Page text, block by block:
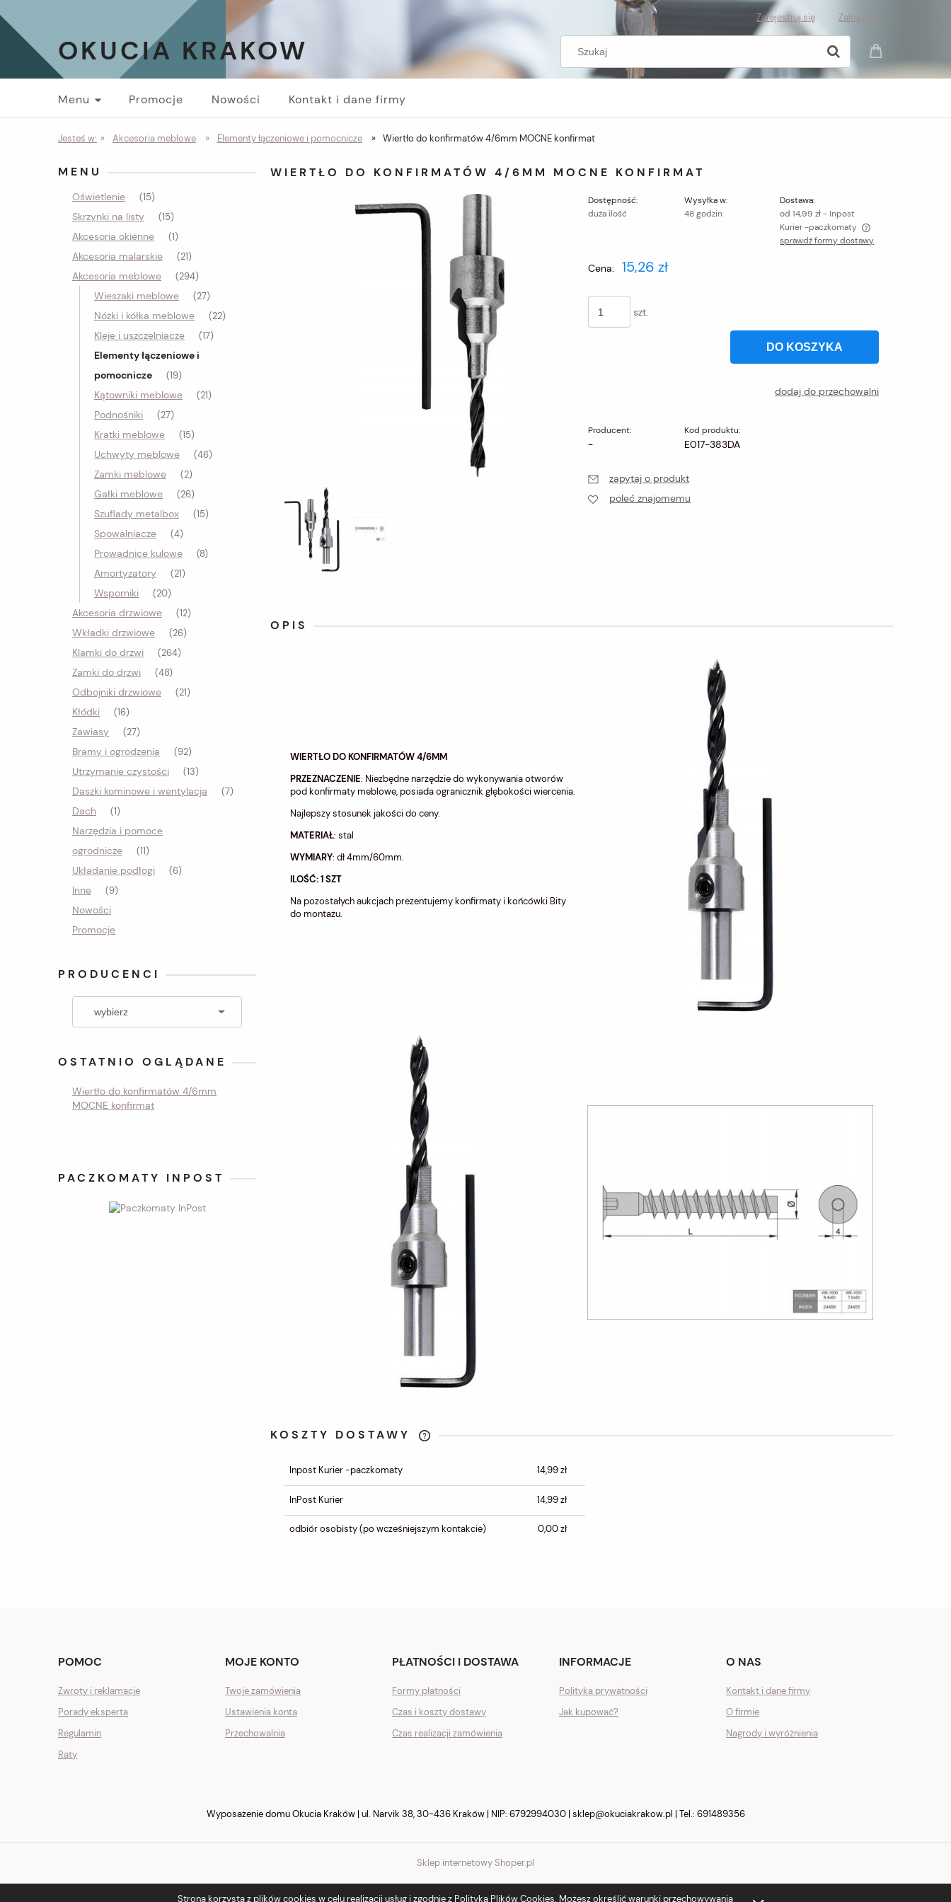
Strona korzysta z plików cookies w celu realizacji usług i zgodnie z Polityką Plików Cookies. Możesz określić warunki przechowywania
Zarejestruj się Zaloguj się
OKUCIA KRAKOW
Menu Promocje Nowości Kontakt i dane firmy
Jesteś w: » Akcesoria meblowe » Elementy łączeniowe i pomocnicze » Wiertło do konfirmatów 4/6mm MOCNE konfirmat
MENU
Oświetlenie (15)
Skrzynki na listy (15)
Akcesoria okienne (1)
Akcesoria malarskie (21)
Akcesoria meblowe (294)
Wieszaki meblowe (27)
Nóżki i kółka meblowe (22)
Kleje i uszczelniacze (17)
Elementy łączeniowe i
pomocnicze
(19)
Kątowniki meblowe (21)
Podnośniki (27)
Kratki meblowe (15)
Uchwyty meblowe (46)
Zamki meblowe (2)
Gałki meblowe (26)
Szuflady metalbox (15)
Spowalniacze (4)
Prowadnice kulowe (8)
Amortyzatory (21)
Wsporniki (20)
Akcesoria drzwiowe (12)
Wkładki drzwiowe (26)
Klamki do drzwi (264)
Zamki do drzwi (48)
Odbojniki drzwiowe (21)
Kłódki (16)
Zawiasy (27)
Bramy i ogrodzenia (92)
Utrzymanie czystości (13)
Daszki kominowe i wentylacja (7)
Dach (1)
Narzędzia i pomoce
ogrodnicze
(11)
Układanie podłogi (6)
Inne (9)
Nowości
Promocje
PRODUCENCI
OSTATNIO OGLĄDANE
Wiertło do konfirmatów 4/6mm
MOCNE konfirmat
PACZKOMATY INPOST
WIERTŁO DO KONFIRMATÓW 4/6MM MOCNE KONFIRMAT
Dostępność:
duża ilość
Wysyłka w:
48 godzin
Dostawa:
od 14,99 zł - Inpost
Kurier -paczkomaty
sprawdź formy dostawy
Cena: 15,26 zł
szt.
DO KOSZYKA
dodaj do przechowalni
Producent:
-
Kod produktu:
E017-383DA
zapytaj o produkt
poleć znajomemu
OPIS
WIERTŁO DO KONFIRMATÓW 4/6MM
PRZEZNACZENIE: Niezbędne narzędzie do wykonywania otworów
pod konfirmaty meblowe, posiada ogranicznik głębokości wiercenia.
Najlepszy stosunek jakości do ceny.
MATERIAŁ: stal
WYMIARY: dł 4mm/60mm.
ILOŚĆ: 1 SZT
Na pozostałych aukcjach prezentujemy konfirmaty i końcówki Bity
do montażu.
KOSZTY DOSTAWY
CENA NIE ZAWIERA
Inpost Kurier -paczkomaty 14,99 zł
InPost Kurier 14,99 zł
odbiór osobisty(po wcześniejszym kontakcie) 0,00 zł
POMOC
Zwroty i reklamacje
Porady eksperta
Regulamin
Raty
MOJE KONTO
Twoje zamówienia
Ustawienia konta
Przechowalnia
PŁATNOŚCI I DOSTAWA
Formy płatności
Czas i koszty dostawy
Czas realizacji zamówienia
INFORMACJE
Polityka prywatności
Jak kupować?
O NAS
Kontakt i dane firmy
O firmie
Nagrody i wyróżnienia
Wyposażenie domu Okucia Kraków | ul. Narvik 38, 30-436 Kraków | NIP: 6792994030 | sklep@okuciakrakow.pl | Tel.: 691489356
Sklep internetowy Shoper.pl